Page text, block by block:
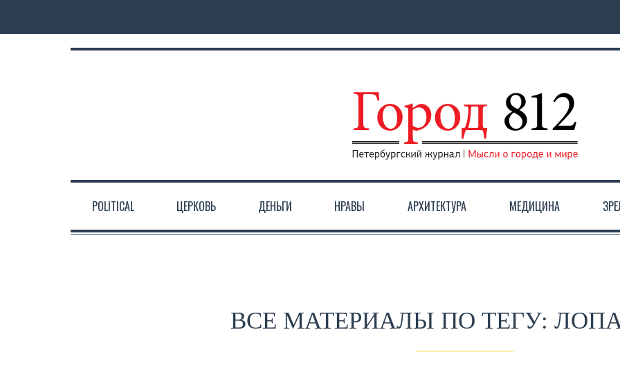
POLITICAL ЦЕРКОВЬ ДЕНЬГИ НРАВЫ АРХИТЕКТУРА МЕДИЦИНА
ВСЕ МАТЕРИАЛЫ ПО ТЕГУ: